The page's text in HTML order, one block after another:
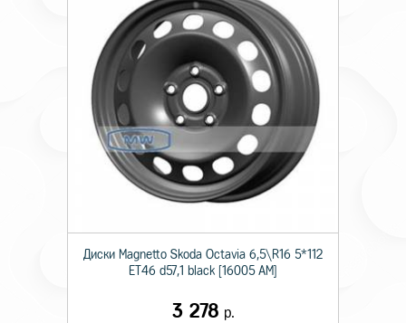
Диски Magnetto Skoda Octavia 6,5\R16 5*112
ET46 d57,1 black [16005 AM]
3 278 р.